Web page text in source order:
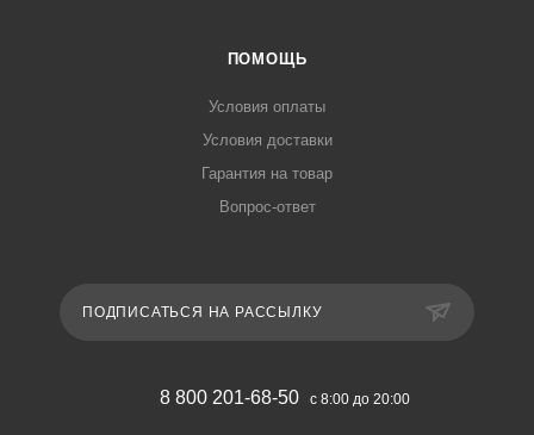
ПОМОЩЬ
Условия оплаты
Условия доставки
Гарантия на товар
Вопрос-ответ
ПОДПИСАТЬСЯ НА РАССЫЛКУ
8 800 201-68-50 с 8:00 до 20:00